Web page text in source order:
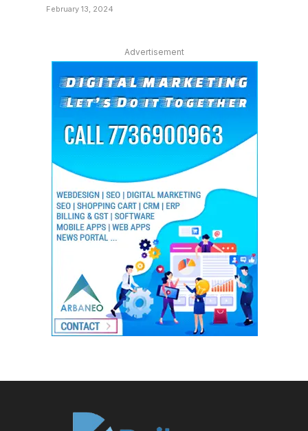
February 13, 2024
Advertisement